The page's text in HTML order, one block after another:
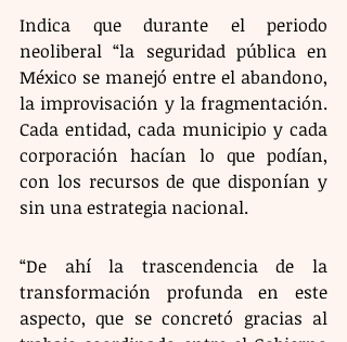
Indica que durante el periodo
neoliberal “la seguridad pública en
México se manejó entre el abandono,
la improvisación y la fragmentación.
Cada entidad, cada municipio y cada
corporación hacían lo que podían,
con los recursos de que disponían y
sin una estrategia nacional.
“De ahí la trascendencia de la
transformación profunda en este
aspecto, que se concretó gracias al